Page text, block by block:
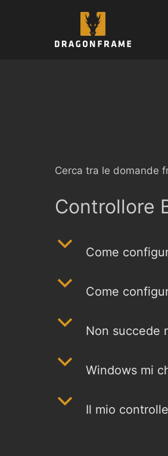
Cerca tra le domande
Controllore
b Come
b Come
b Non succede
b Windows mi
b Il mio